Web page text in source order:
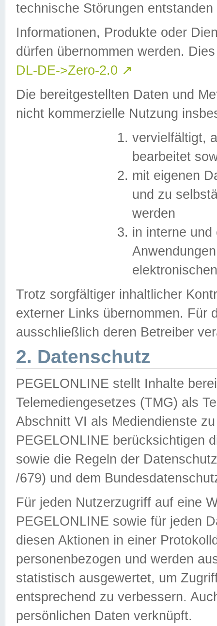
technische Störungen
Informationen, Produkte oder
dürfen übernommen werden.
DL-DE->Zero-2.0 ↗
Die bereitgestellten Daten und
nicht kommerzielle Nutzung
vervielfältigt,
bearbeitet
mit eigenen
und zu
werden
in interne
Trotz sorgfältiger inhaltlicher
externer Links übernommen. Für
ausschließlich deren Betreiber
2. Datenschutz
PEGELONLINE stellt Inhalte
Telemediengesetzes (TMG) als
Abschnitt VI als Mediendienste
PEGELONLINE berücksichtigen
sowie die Regeln der
/679) und dem
Für jeden Nutzerzugriff auf eine
PEGELONLINE sowie für jeden
diesen Aktionen in einer
personenbezogen und werden
statistisch ausgewertet, um
entsprechend zu verbessern.
persönlichen Daten verknüpft.